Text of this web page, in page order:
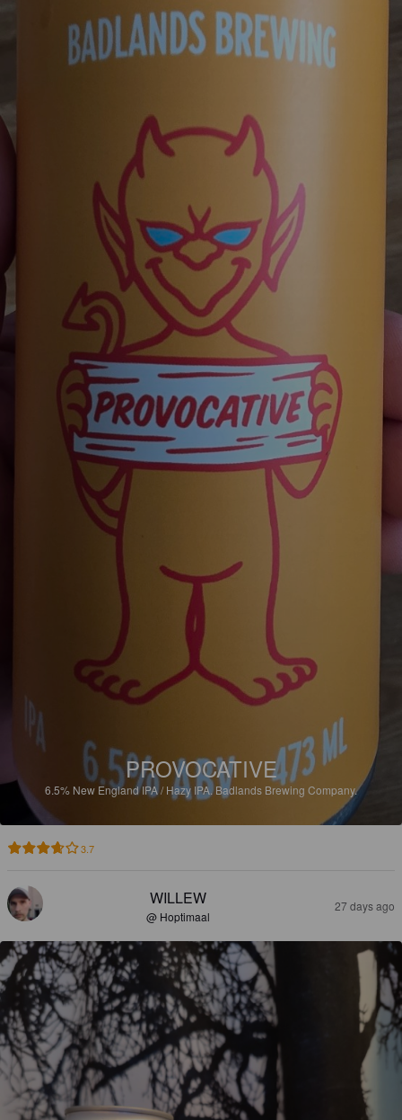
PROVOCATIVE
6.5% New England IPA / Hazy IPA.Badlands Brewing Company.
3.7
WILLEW
@ Hoptimaal
27 days ago